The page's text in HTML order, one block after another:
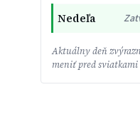
Nedeľa
Aktuálny deň
meniť pred